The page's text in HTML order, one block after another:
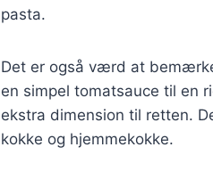
pasta.
Det er også værd at
en simpel tomatsauce til en
ekstra dimension til retten.
kokke og hjemmekokke.